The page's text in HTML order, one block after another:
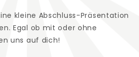
kleine Abschluss-Präsentation
Egal ob mit oder ohne
uns auf dich!